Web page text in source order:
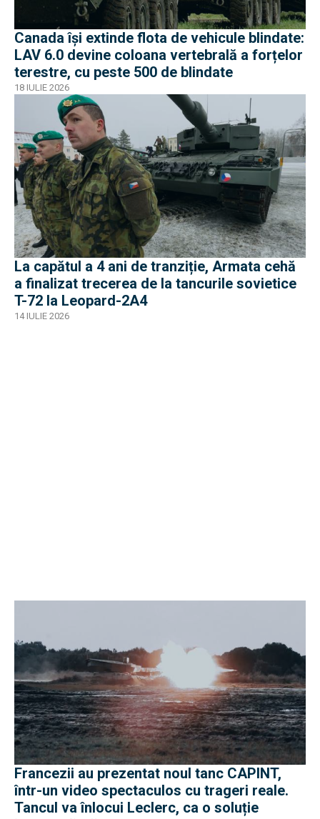
Canada își extinde flota de vehicule blindate:
LAV 6.0 devine coloana vertebrală a forțelor
terestre, cu peste 500 de blindate
18 IULIE 2026
La capătul a 4 ani de tranziție, Armata cehă
a finalizat trecerea de la tancurile sovietice
T-72 la Leopard-2A4
14 IULIE 2026
Francezii au prezentat noul tanc CAPINT,
într-un video spectaculos cu trageri reale.
Tancul va înlocui Leclerc, ca o soluție